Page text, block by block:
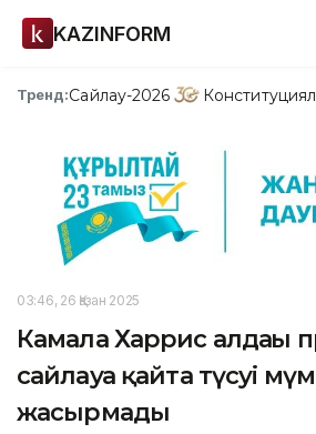
KAZINFORM
Тренд:Сайлау-2026
03:46, 26 Қазан 2025
Камала Харрис алдағы
сайлауға қайта түсуі
жасырмады